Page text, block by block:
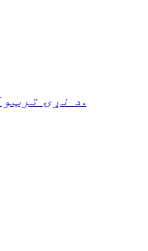
AB PLC د نړۍ ترټولو غوره بازار دی.